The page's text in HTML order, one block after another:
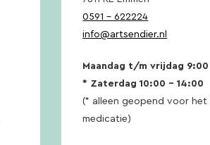
0591 – 622224
info@artsendier.nl
Maandag t/m vrijdag 9:00
* Zaterdag 10:00 – 14:00
(* alleen geopend voor het
medicatie)